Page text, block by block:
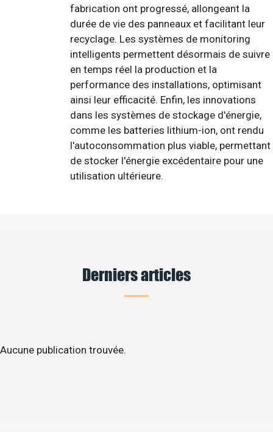
fabrication ont progressé, allongeant la
durée de vie des panneaux et facilitant leur
recyclage. Les systèmes de monitoring
intelligents permettent désormais de suivre
en temps réel la production et la
performance des installations, optimisant
ainsi leur efficacité. Enfin, les innovations
dans les systèmes de stockage d'énergie,
comme les batteries lithium-ion, ont rendu
l'autoconsommation plus viable, permettant
de stocker l'énergie excédentaire pour une
utilisation ultérieure.
Derniers articles
Aucune publication trouvée.